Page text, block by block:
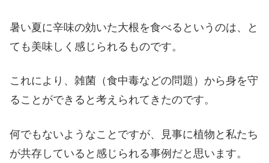
暑い夏に辛味の効いた大根を食べるというのは、と
ても美味しく感じられるものです。
これにより、雑菌（食中毒などの問題）から身を守
ることができると考えられてきたのです。
何でもないようなことですが、見事に植物と私たち
が共存していると感じられる事例だと思います。